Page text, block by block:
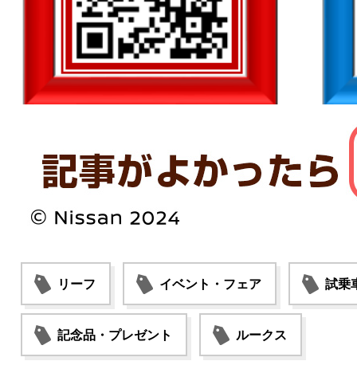
リーフ イベント・フェア 試乗
記念品・プレゼント ルークス